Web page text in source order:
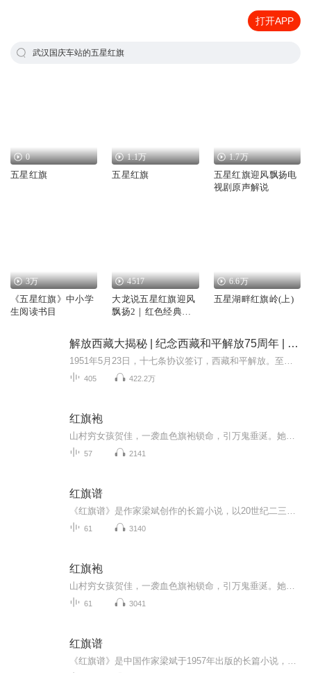
打开APP
武汉国庆车站的五星红旗
0
五星红旗
1.1万
五星红旗
1.7万
五星红旗迎风飘扬电
视剧原声解说
3万
《五星红旗》中小学
生阅读书目
4517
大龙说五星红旗迎风
飘扬2｜红色经典电
6.6万
五星湖畔红旗岭(上)
解放西藏大揭秘 | 纪念西藏和平解放75周年 | 五星红旗如何插上世界屋脊？| 百万农奴大解放
405 422.2万
红旗袍
57 2141
红旗谱
61 3140
红旗袍
61 3041
红旗谱